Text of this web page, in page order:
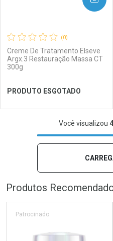
Ver Desconto Convênio
(0)
Creme De Tratamento Elseve
Argx.3 Restauração Massa CT
300g
PRODUTO ESGOTADO
Você visualizou
Produtos
Patrocinado